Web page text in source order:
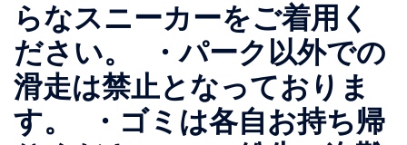
らなスニーカーをご着用く
ださい。 ・パーク以外での
滑走は禁止となっておりま
す。 ・ゴミは各自お持ち帰